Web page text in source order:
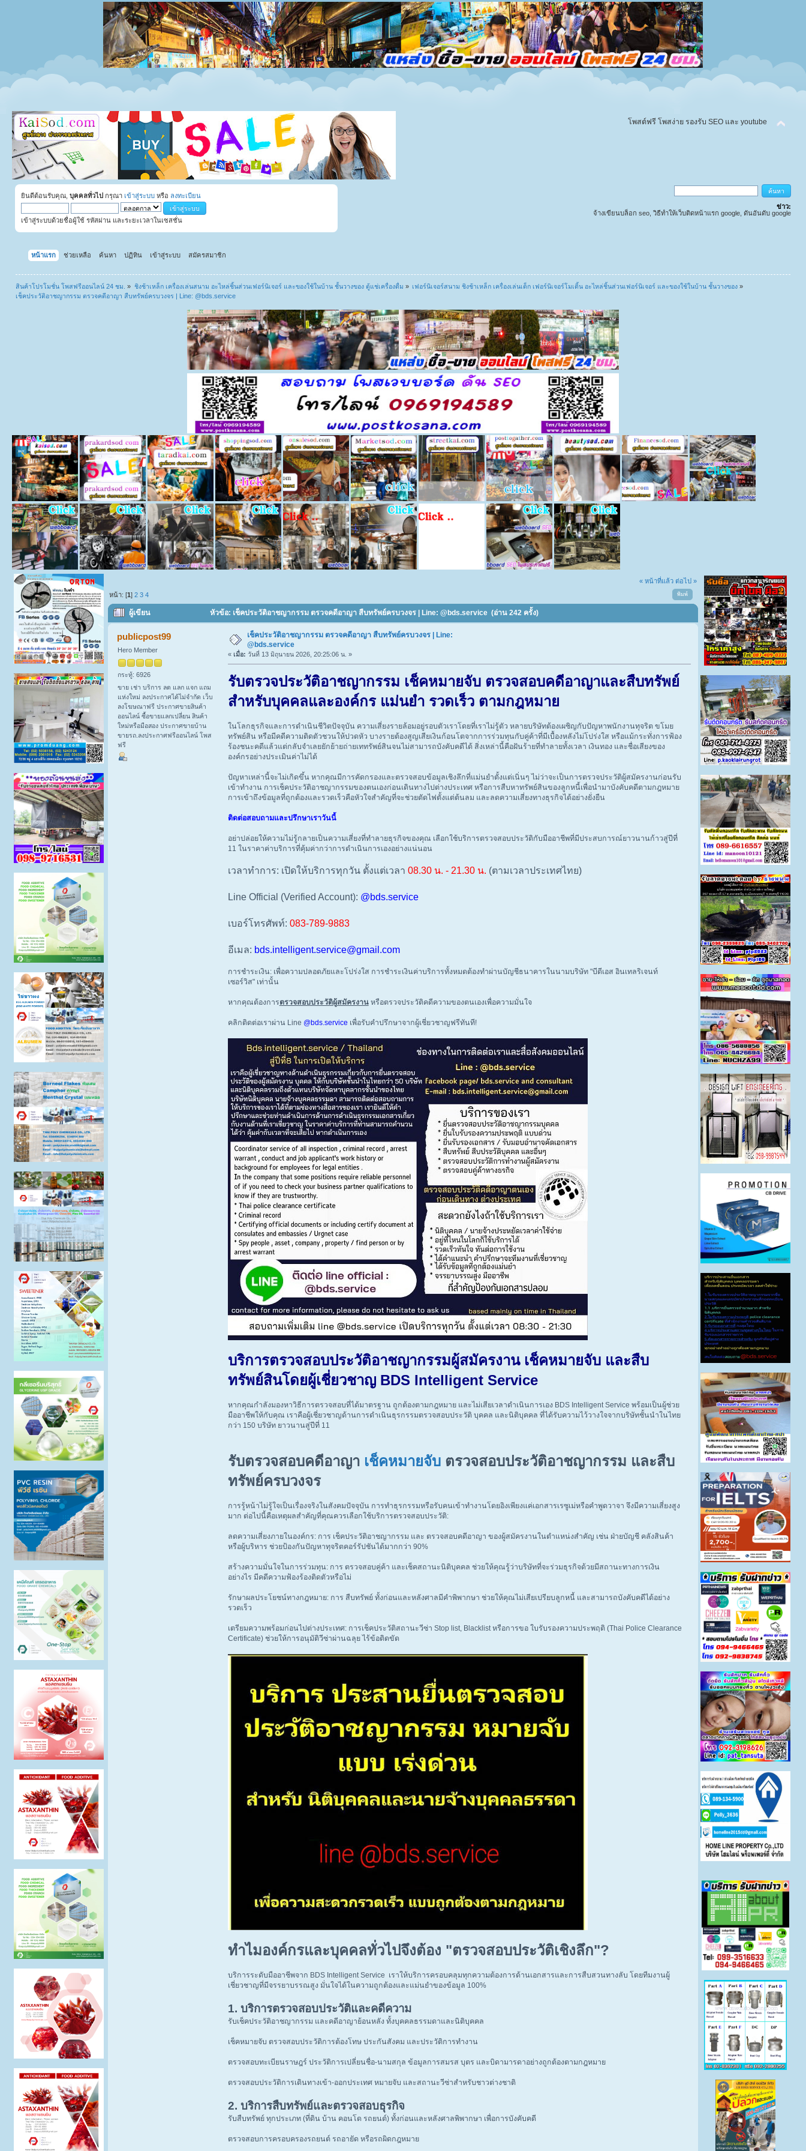
โพสต์ฟรี โพสง่าย รองรับ SEO และ youtube
ยินดีต้อนรับคุณ, บุคคลทั่วไป กรุณา เข้าสู่ระบบ หรือ ลงทะเบียน
เข้าสู่ระบบด้วยชื่อผู้ใช้ รหัสผ่าน และระยะเวลาในเซสชั่น
ข่าว:
จ้างเขียนบล็อก seo, วิธีทำให้เว็บติดหน้าแรก google, ดันอันดับ google
หน้าแรก ช่วยเหลือ ค้นหา ปฏิทิน เข้าสู่ระบบ สมัครสมาชิก
สินค้าโปรโมชั่น โพสฟรีออนไลน์ 24 ชม. » ชิงช้าเหล็ก เครื่องเล่นสนาม อะไหล่ชิ้นส่วนเฟอร์นิเจอร์ และของใช้ในบ้าน ชั้นวางของ ตู้แช่เครื่องดื่ม » เฟอร์นิเจอร์สนาม ชิงช้าเหล็ก เครื่องเล่นเด็ก เฟอร์นิเจอร์โมเดิ้น อะไหล่ชิ้นส่วนเฟอร์นิเจอร์ และของใช้ในบ้าน ชั้นวางของ»
เช็คประวัติอาชญากรรม ตรวจคดีอาญา สืบทรัพย์ครบวงจร | Line: @bds.service
« หน้าที่แล้ว ต่อไป »
พิมพ์
หน้า: [1]2 3 4
ผู้เขียน หัวข้อ: เช็คประวัติอาชญากรรม ตรวจคดีอาญา สืบทรัพย์ครบวงจร | Line: @bds.service (อ่าน 242 ครั้ง)
publicpost99
Hero Member
กระทู้: 6926
ขาย เช่า บริการ ลด แลก แจก แถม
แห่งใหม่ ลงประกาศได้ไม่จำกัด เว็บ
ลงโฆษณาฟรี ประกาศขายสินค้า
ออนไลน์ ซื้อขายแลกเปลี่ยน สินค้า
ใหม่หรือมือสอง ประกาศขายบ้าน
ขายรถ.ลงประกาศฟรีออนไลน์ โพส
ฟรี
เช็คประวัติอาชญากรรม ตรวจคดีอาญา สืบทรัพย์ครบวงจร | Line:
@bds.service
« เมื่อ: วันที่ 13 มิถุนายน 2026, 20:25:06 น. »
รับตรวจประวัติอาชญากรรม เช็คหมายจับ ตรวจสอบคดีอาญาและสืบทรัพย์
สำหรับบุคคลและองค์กร แม่นยำ รวดเร็ว ตามกฎหมาย
ในโลกธุรกิจและการดำเนินชีวิตปัจจุบัน ความเสี่ยงรายล้อมอยู่รอบตัวเราโดยที่เราไม่รู้ตัว หลายบริษัทต้องเผชิญกับปัญหาพนักงานทุจริต ขโมย
ทรัพย์สิน หรือมีคดีความติดตัวชวนให้ปวดหัว บางรายต้องสูญเสียเงินก้อนโตจากการร่วมทุนกับคู่ค้าที่มีเบื้องหลังไม่โปร่งใส หรือแม้กระทั่งการฟ้อง
ร้องชนะคดีแล้วแต่กลับจำเลยยักย้ายถ่ายเททรัพย์สินจนไม่สามารถบังคับคดีได้ สิ่งเหล่านี้คือฝันร้ายที่ทำลายทั้งเวลา เงินทอง และชื่อเสียงของ
องค์กรอย่างประเมินค่าไม่ได้
ปัญหาเหล่านี้จะไม่เกิดขึ้น หากคุณมีการคัดกรองและตรวจสอบข้อมูลเชิงลึกที่แม่นยำตั้งแต่เนิ่นๆ ไม่ว่าจะเป็นการตรวจประวัติผู้สมัครงานก่อนรับ
เข้าทำงาน การเช็คประวัติอาชญากรรมของตนเองก่อนเดินทางไปต่างประเทศ หรือการสืบหาทรัพย์สินของลูกหนี้เพื่อนำมาบังคับคดีตามกฎหมาย
การเข้าถึงข้อมูลที่ถูกต้องและรวดเร็วคือหัวใจสำคัญที่จะช่วยตัดไฟตั้งแต่ต้นลม และลดความเสี่ยงทางธุรกิจได้อย่างยั่งยืน
ติดต่อสอบถามและปรึกษาเราวันนี้
อย่าปล่อยให้ความไม่รู้กลายเป็นความเสี่ยงที่ทำลายธุรกิจของคุณ เลือกใช้บริการตรวจสอบประวัติกับมืออาชีพที่มีประสบการณ์ยาวนานก้าวสู่ปีที่
11 ในราคาค่าบริการที่คุ้มค่ากว่าการดำเนินการเองอย่างแน่นอน
เวลาทำการ: เปิดให้บริการทุกวัน ตั้งแต่เวลา 08.30 น. - 21.30 น. (ตามเวลาประเทศไทย)
Line Official (Verified Account): @bds.service
เบอร์โทรศัพท์: 083-789-9883
อีเมล: bds.intelligent.service@gmail.com
การชำระเงิน: เพื่อความปลอดภัยและโปร่งใส การชำระเงินค่าบริการทั้งหมดต้องทำผ่านบัญชีธนาคารในนามบริษัท "บีดีเอส อินเทลริเจนท์
เซอร์วิส" เท่านั้น
หากคุณต้องการตรวจสอบประวัติผู้สมัครงานหรือตรวจประวัติคดีความของตนเองเพื่อความมั่นใจ
คลิกติดต่อเราผ่าน Line @bds.service เพื่อรับคำปรึกษาจากผู้เชี่ยวชาญฟรีทันที!
บริการตรวจสอบประวัติอาชญากรรมผู้สมัครงาน เช็คหมายจับ และสืบ
ทรัพย์สินโดยผู้เชี่ยวชาญ BDS Intelligent Service
หากคุณกำลังมองหาวิธีการตรวจสอบที่ได้มาตรฐาน ถูกต้องตามกฎหมาย และไม่เสียเวลาดำเนินการเอง BDS Intelligent Service พร้อมเป็นผู้ช่วย
มืออาชีพให้กับคุณ เราคือผู้เชี่ยวชาญด้านการดำเนินธุรกรรมตรวจสอบประวัติ บุคคล และนิติบุคคล ที่ได้รับความไว้วางใจจากบริษัทชั้นนำในไทย
กว่า 150 บริษัท ยาวนานสู่ปีที่ 11
รับตรวจสอบคดีอาญา เช็คหมายจับ ตรวจสอบประวัติอาชญากรรม และสืบ
ทรัพย์ครบวงจร
การรู้หน้าไม่รู้ใจเป็นเรื่องจริงในสังคมปัจจุบัน การทำธุรกรรมหรือรับคนเข้าทำงานโดยอิงเพียงแค่เอกสารเรซูเม่หรือคำพูดวาจา จึงมีความเสี่ยงสูง
มาก ต่อไปนี้คือเหตุผลสำคัญที่คุณควรเลือกใช้บริการตรวจสอบประวัติ:
ลดความเสี่ยงภายในองค์กร: การ เช็คประวัติอาชญากรรม และ ตรวจสอบคดีอาญา ของผู้สมัครงานในตำแหน่งสำคัญ เช่น ฝ่ายบัญชี คลังสินค้า
หรือผู้บริหาร ช่วยป้องกันปัญหาทุจริตคอร์รัปชันได้มากกว่า 90%
สร้างความมั่นใจในการร่วมทุน: การ ตรวจสอบคู่ค้า และเช็คสถานะนิติบุคคล ช่วยให้คุณรู้ว่าบริษัทที่จะร่วมธุรกิจด้วยมีสถานะทางการเงิน
อย่างไร มีคดีความฟ้องร้องติดตัวหรือไม่
รักษาผลประโยชน์ทางกฎหมาย: การ สืบทรัพย์ ทั้งก่อนและหลังศาลมีคำพิพากษา ช่วยให้คุณไม่เสียเปรียบลูกหนี้ และสามารถบังคับคดีได้อย่าง
รวดเร็ว
เตรียมความพร้อมก่อนไปต่างประเทศ: การเช็คประวัติสถานะวีซ่า Stop list, Blacklist หรือการขอ ใบรับรองความประพฤติ (Thai Police Clearance
Certificate) ช่วยให้การอนุมัติวีซ่าผ่านฉลุย ไร้ข้อติดขัด
ทำไมองค์กรและบุคคลทั่วไปจึงต้อง "ตรวจสอบประวัติเชิงลึก"?
บริการระดับมืออาชีพจาก BDS Intelligent Service เราให้บริการครอบคลุมทุกความต้องการด้านเอกสารและการสืบสวนทางลับ โดยทีมงานผู้
เชี่ยวชาญที่มีจรรยาบรรณสูง มั่นใจได้ในความถูกต้องและแม่นยำของข้อมูล 100%
1. บริการตรวจสอบประวัติและคดีความ
รับเช็คประวัติอาชญากรรม และคดีอาญาย้อนหลัง ทั้งบุคคลธรรมดาและนิติบุคคล
เช็คหมายจับ ตรวจสอบประวัติการต้องโทษ ประกันสังคม และประวัติการทำงาน
ตรวจสอบทะเบียนราษฎร์ ประวัติการเปลี่ยนชื่อ-นามสกุล ข้อมูลการสมรส บุตร และบิดามารดาอย่างถูกต้องตามกฎหมาย
ตรวจสอบประวัติการเดินทางเข้า-ออกประเทศ หมายจับ และสถานะวีซ่าสำหรับชาวต่างชาติ
2. บริการสืบทรัพย์และตรวจสอบธุรกิจ
รับสืบทรัพย์ ทุกประเภท (ที่ดิน บ้าน คอนโด รถยนต์) ทั้งก่อนและหลังศาลพิพากษา เพื่อการบังคับคดี
ตรวจสอบการครอบครองรถยนต์ รถอายัด หรือรถผิดกฎหมาย